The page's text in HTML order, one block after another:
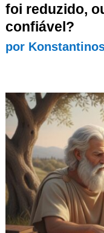
foi reduzido,
confiável?
por